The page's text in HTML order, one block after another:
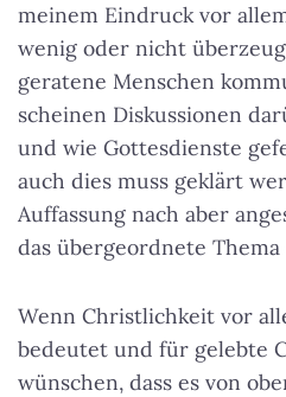
meinem Eindruck vor
wenig oder nicht
geratene Menschen
scheinen Diskussionen
und wie Gottesdienste
auch dies muss geklärt
Auffassung nach aber
das übergeordnete
Wenn Christlichkeit vor
bedeutet und für gelebte
wünschen, dass es von